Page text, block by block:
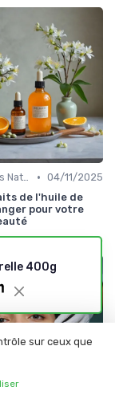
Ingrédients Naturels et Leurs Propriétés • 04/11/2025
de l'huile de
pour votre
400g
sur ceux que